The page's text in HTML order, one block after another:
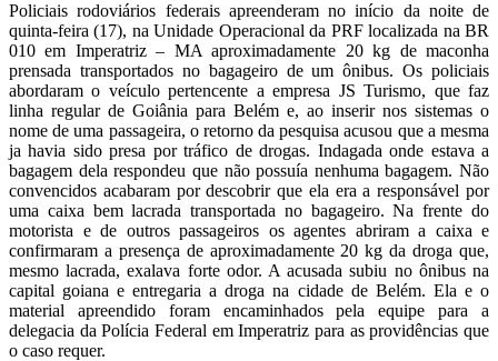
Policiais rodoviários federais apreenderam no início da noite de
quinta-feira (17), na Unidade Operacional da PRF localizada na BR
010 em Imperatriz – MA aproximadamente 20 kg de maconha
prensada transportados no bagageiro de um ônibus. Os policiais
abordaram o veículo pertencente a empresa JS Turismo, que faz
linha regular de Goiânia para Belém e, ao inserir nos sistemas o
nome de uma passageira, o retorno da pesquisa acusou que a mesma
ja havia sido presa por tráfico de drogas. Indagada onde estava a
bagagem dela respondeu que não possuía nenhuma bagagem. Não
convencidos acabaram por descobrir que ela era a responsável por
uma caixa bem lacrada transportada no bagageiro. Na frente do
motorista e de outros passageiros os agentes abriram a caixa e
confirmaram a presença de aproximadamente 20 kg da droga que,
mesmo lacrada, exalava forte odor. A acusada subiu no ônibus na
capital goiana e entregaria a droga na cidade de Belém. Ela e o
material apreendido foram encaminhados pela equipe para a
delegacia da Polícia Federal em Imperatriz para as providências que
o caso requer.